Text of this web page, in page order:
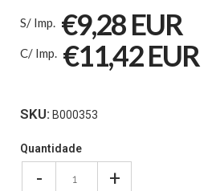
S/ Imp. €9,28 EUR
C/ Imp. €11,42 EUR
SKU: B000353
Quantidade
- +